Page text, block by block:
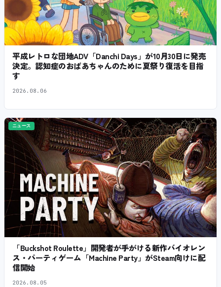
平成レトロな団地ADV「Danchi Days」が10月30日に発売
決定。認知症のおばあちゃんのために夏祭り復活を目指
す
2026.08.06
ニュース
「Buckshot Roulette」開発者が手がける新作バイオレン
ス・パーティゲーム「Machine Party」がSteam向けに配
信開始
2026.08.05